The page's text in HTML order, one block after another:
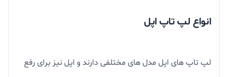
انواع لپ تاپ اپل
لپ تاپ های اپل مدل های مختلفی دارند و اپل نیز برای رفع